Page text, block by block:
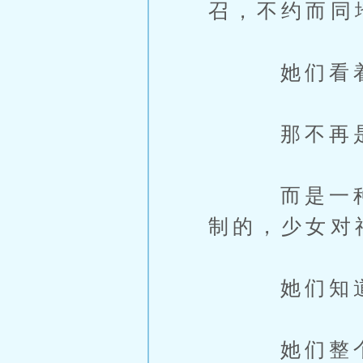
召，不约而同
她们看着
那不再是
而是一种，
制的，少女对
她们知道
她们整个青